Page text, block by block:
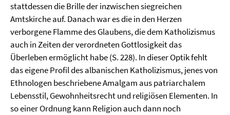
stattdessen die Brille der inzwischen siegreichen
Amtskirche auf. Danach war es die in den Herzen
verborgene Flamme des Glaubens, die dem Katholizismus
auch in Zeiten der verordneten Gottlosigkeit das
Überleben ermöglicht habe (S. 228). In dieser Optik fehlt
das eigene Profil des albanischen Katholizismus, jenes von
Ethnologen beschriebene Amalgam aus patriarchalem
Lebensstil, Gewohnheitsrecht und religiösen Elementen. In
so einer Ordnung kann Religion auch dann noch